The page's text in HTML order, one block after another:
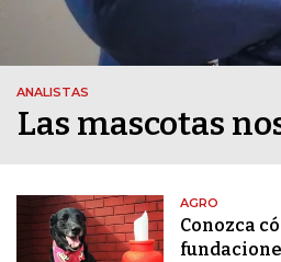
ANALISTAS
Las mascotas
AGRO
Conozca